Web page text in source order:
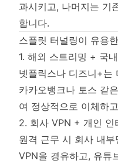
과시키고, 나머지는 기
합니다.
스플릿 터널링이 유용
1. 해외 스트리밍 + 국
넷플릭스나 디즈니+는
카카오뱅크나 토스 같
여 정상적으로 이체하
2. 회사 VPN + 개인 인
원격 근무 시 회사 내
VPN을 경유하고, 유튜